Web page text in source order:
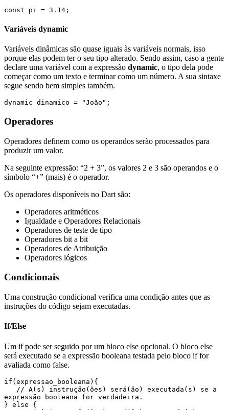
const pi = 3.14;
Variáveis dynamic
Variáveis dinâmicas são quase iguais às variáveis normais, isso
porque elas podem ter o seu tipo alterado. Sendo assim, caso a gente
declare uma variável com a expressão dynamic, o tipo dela pode
começar como um texto e terminar como um número. A sua sintaxe
segue sendo bem simples também.
dynamic dinamico = "João";
Operadores
Operadores definem como os operandos serão processados para
produzir um valor.
Na seguinte expressão: “2 + 3”, os valores 2 e 3 são operandos e o
símbolo “+” (mais) é o operador.
Os operadores disponíveis no Dart são:
Operadores aritméticos
Igualdade e Operadores Relacionais
Operadores de teste de tipo
Operadores bit a bit
Operadores de Atribuição
Operadores lógicos
Condicionais
Uma construção condicional verifica uma condição antes que as
instruções do código sejam executadas.
If/Else
Um if pode ser seguido por um bloco else opcional. O bloco else
será executado se a expressão booleana testada pelo bloco if for
avaliada como false.
if(expressao_booleana){
expressão booleana for verdadeira.
} else {